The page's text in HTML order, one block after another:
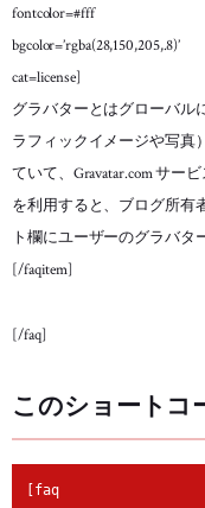
fontcolor=#fff
bgcolor=’rgba(28,150,205,.8)’
cat=license]
グラバターとはグローバル
ラフィックイメージや写真
ていて、Gravatar.com サー
を利用すると、ブログ所有
ト欄にユーザーのグラバタ
[/faqitem]
[/faq]
このショートコ
[faq